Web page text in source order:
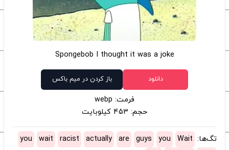
Spongebob I thought it was a joke
دانلود باز کردن در میم باکس
فرمت: webp
حجم: 453 کیلوبایت
تگ‌ها: Wait
you
guys
are
actually
racist
wait
you